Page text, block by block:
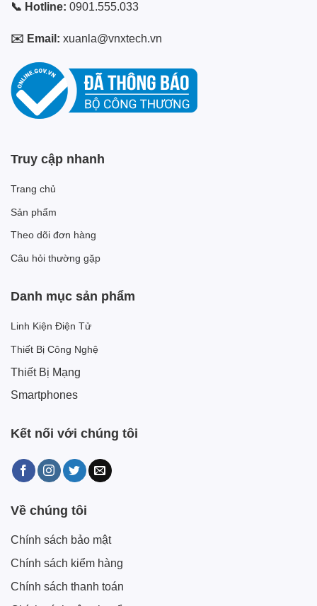
📞 Hotline: 0901.555.033
✉️ Email: xuanla@vnxtech.vn
Truy cập nhanh
Trang chủ
Sản phẩm
Theo dõi đơn hàng
Câu hỏi thường gặp
Danh mục sản phẩm
Linh Kiện Điện Tử
Thiết Bị Công Nghệ
Thiết Bị Mạng
Smartphones
Kết nối với chúng tôi
Về chúng tôi
Chính sách bảo mật
Chính sách kiểm hàng
Chính sách thanh toán